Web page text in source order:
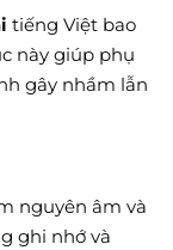
tiếng Việt bao
này giúp phụ
gây nhầm lẫn
nguyên âm và
ghi nhớ và